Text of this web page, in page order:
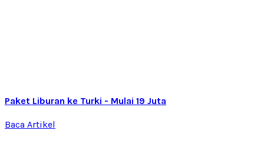
Paket Liburan ke Turki - Mulai 19 Juta
Baca Artikel